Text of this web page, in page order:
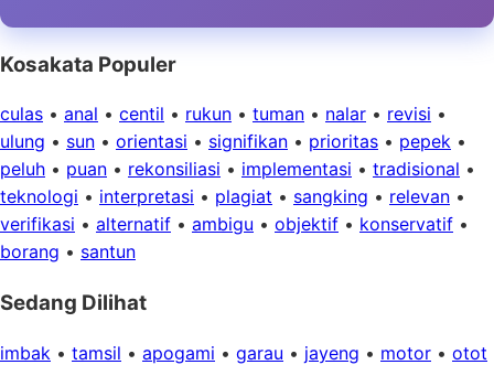
Kosakata Populer
culas • anal • centil • rukun • tuman • nalar • revisi •
ulung • sun • orientasi • signifikan • prioritas • pepek •
peluh • puan • rekonsiliasi • implementasi • tradisional •
teknologi • interpretasi • plagiat • sangking • relevan •
verifikasi • alternatif • ambigu • objektif • konservatif •
borang • santun
Sedang Dilihat
imbak • tamsil • apogami • garau • jayeng • motor • otot